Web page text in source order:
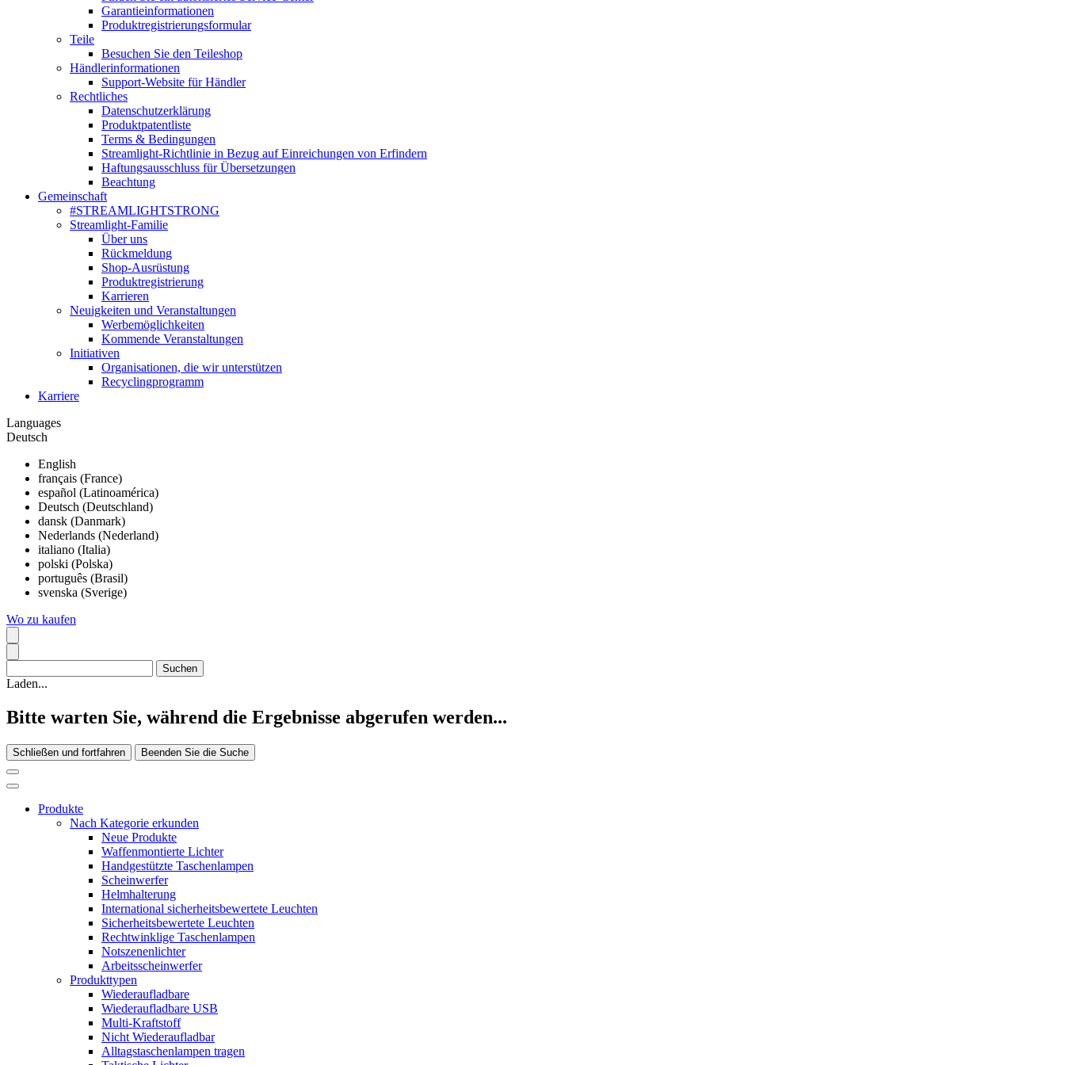
Garantieinformationen
Produktregistrierungsformular
Teile
Besuchen Sie den Teileshop
Händlerinformationen
Support-Website für Händler
Rechtliches
Datenschutzerklärung
Produktpatentliste
Terms & Bedingungen
Streamlight-Richtlinie in Bezug auf Einreichungen von Erfindern
Haftungsausschluss für Übersetzungen
Beachtung
Gemeinschaft
#STREAMLIGHTSTRONG
Streamlight-Familie
Über uns
Rückmeldung
Shop-Ausrüstung
Produktregistrierung
Karrieren
Neuigkeiten und Veranstaltungen
Werbemöglichkeiten
Kommende Veranstaltungen
Initiativen
Organisationen, die wir unterstützen
Recyclingprogramm
Karriere
Languages
Deutsch
English
français (France)
español (Latinoamérica)
Deutsch (Deutschland)
dansk (Danmark)
Nederlands (Nederland)
italiano (Italia)
polski (Polska)
português (Brasil)
svenska (Sverige)
Wo zu kaufen
Laden...
Bitte warten Sie, während die Ergebnisse abgerufen werden...
Schließen und fortfahren Beenden Sie die Suche
Produkte
Nach Kategorie erkunden
Neue Produkte
Waffenmontierte Lichter
Handgestützte Taschenlampen
Scheinwerfer
Helmhalterung
International sicherheitsbewertete Leuchten
Sicherheitsbewertete Leuchten
Rechtwinklige Taschenlampen
Notszenenlichter
Arbeitsscheinwerfer
Produkttypen
Wiederaufladbare
Wiederaufladbare USB
Multi-Kraftstoff
Nicht Wiederaufladbar
Alltagstaschenlampen tragen